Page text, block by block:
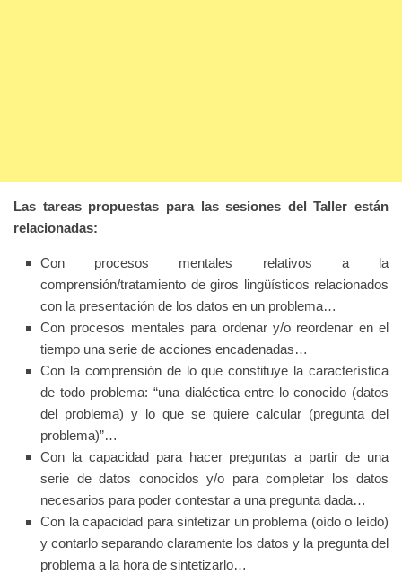
Las tareas propuestas para las sesiones del Taller están
relacionadas:
Con procesos mentales relativos a la
comprensión/tratamiento de giros lingüísticos relacionados
con la presentación de los datos en un problema…
Con procesos mentales para ordenar y/o reordenar en el
tiempo unaserie de acciones encadenadas…
Con la comprensión de lo que constituye la característica
de todo problema: “una dialéctica entre lo conocido (datos
del problema) y lo que se quiere calcular (pregunta del
problema)”…
Con la capacidad para hacer preguntas a partir de una
serie de datos conocidos y/o para completar los datos
necesarios para poder contestar a una pregunta dada…
Con la capacidad para sintetizar un problema (oído o leído)
y contarlo separando claramente los datos y la pregunta del
problemaa la hora de sintetizarlo…